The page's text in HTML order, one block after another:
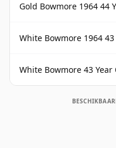
Gold Bowmore 1964 44
White Bowmore 1964 43
White Bowmore 43 Year